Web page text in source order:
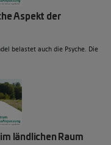
Aspekt der
belastet auch die Psyche. Die
ländlichen Raum